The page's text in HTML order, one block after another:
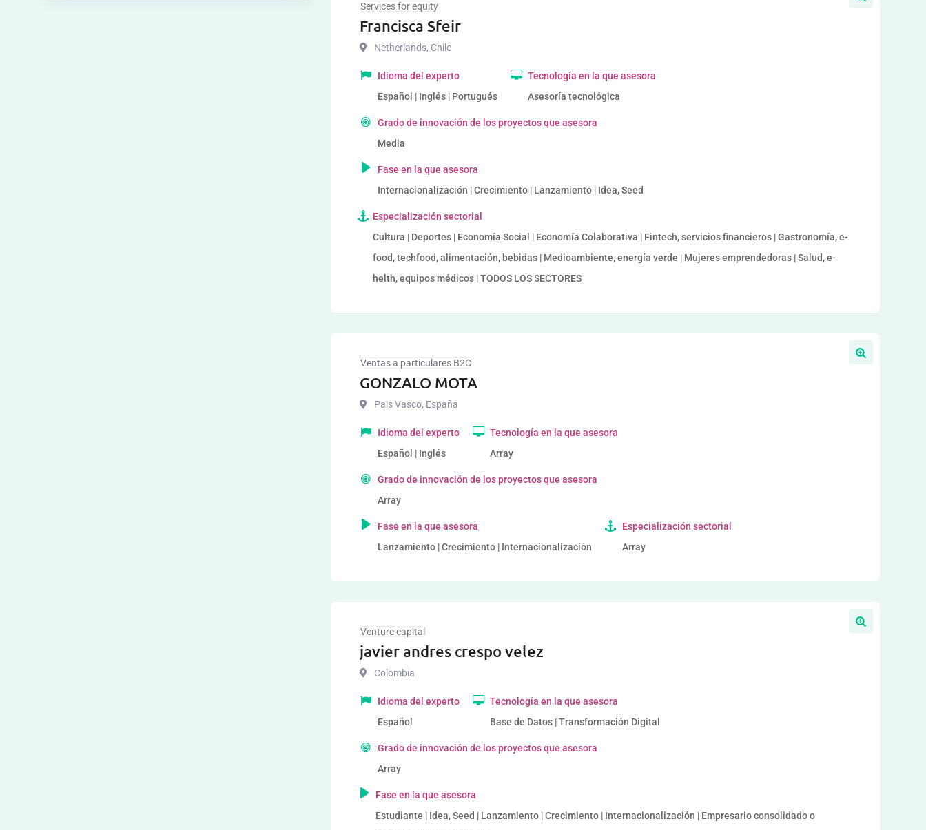
Services for equity
Francisca Sfeir
Netherlands, Chile
Idioma del experto
Español | Inglés | Portugués
Tecnología en la que asesora
Asesoría tecnológica
Grado de innovación de los proyectos que asesora
Media
Fase en la que asesora
Internacionalización | Crecimiento | Lanzamiento | Idea, Seed
Especialización sectorial
Cultura | Deportes | Economía Social | Economía Colaborativa | Fintech, servicios financieros | Gastronomía, e-
food, techfood, alimentación, bebidas | Medioambiente, energía verde | Mujeres emprendedoras | Salud, e-
helth, equipos médicos | TODOS LOS SECTORES
Ventas a particulares B2C
GONZALO MOTA
Pais Vasco, España
Idioma del experto
Español | Inglés
Tecnología en la que asesora
Array
Grado de innovación de los proyectos que asesora
Array
Fase en la que asesora
Lanzamiento | Crecimiento | Internacionalización
Especialización sectorial
Array
Venture capital
javier andres crespo velez
Colombia
Idioma del experto
Español
Tecnología en la que asesora
Base de Datos | Transformación Digital
Grado de innovación de los proyectos que asesora
Array
Fase en la que asesora
Estudiante | Idea, Seed | Lanzamiento | Crecimiento | Internacionalización | Empresario consolidado o